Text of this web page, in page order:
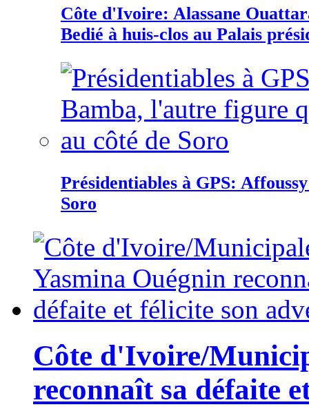
Côte d'Ivoire: Alassane
Bedié à huis-clos au Palais
Présidentiables à GPS:
Soro
Côte d'Ivoire/
reconnaît sa défaite